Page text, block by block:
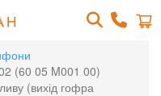
(60 05 M001 00)
(вихід гофра